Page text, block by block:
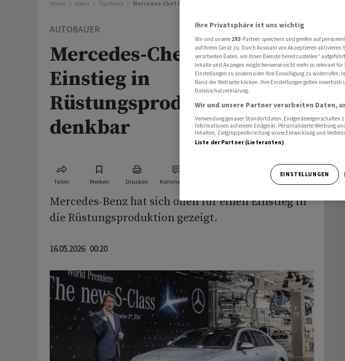
Home News Top News Mercedes-Chef Källenius: Einstieg in Rüstungsproduktion denkbar
AUTOBAUER
Mercedes-Chef Källenius:
Einstieg in
Rüstungsproduktion
denkbar
Teilen Merken Drucken Kommentare
Mercedes-Benz hat sich offen ‌für ⁠einen Einstieg in
die ⁠Rüstungsproduktion gezeigt.
16.05.2026 00:20
Ihre Privatsphäre ist uns wichtig
Wir und unsere 293-Partner speichern und greifen auf
auf Ihrem Gerät zu. Durch Auswahl von Akzeptieren aktivieren
verarbeiten Daten, um Ihnen Dienste bereitzustellen“
Inhalte und Anzeigen möglicherweise nicht mehr so relevant
Einstellungen zu ändern oder Ihre Einwilligung zu widerrufen,
Rand der Webseite klicken. Ihre Einstellungen gelten
Datenschutzerklärung.
Wir und unsere Partner verarbeiten Daten,
Verwendung genauer Standortdaten.
Informationen auf einem Endgerät. Personalisierte Werbung
Inhalten, Zielgruppenforschung sowie Entwicklung und
Liste der Partner (Lieferanten)
EINSTELLUNGEN